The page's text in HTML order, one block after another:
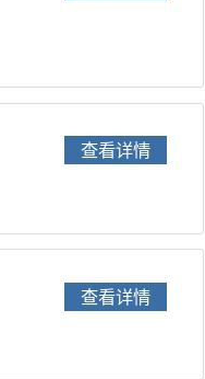
查看详情
查看详情